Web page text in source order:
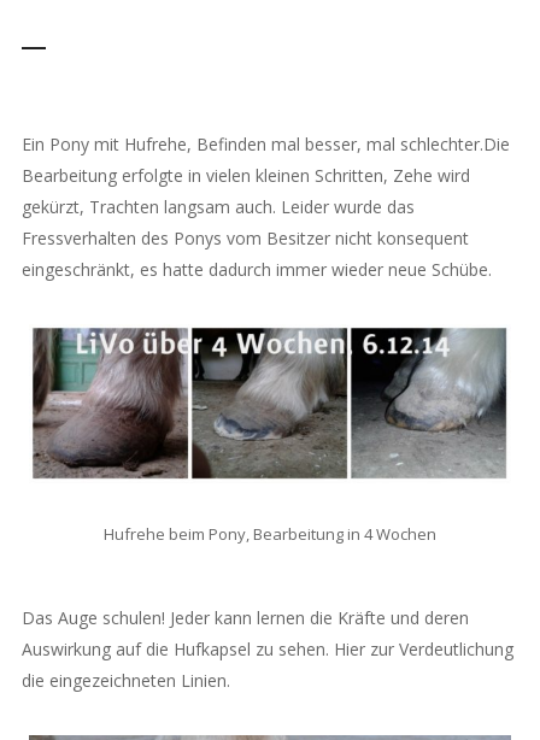
Ein Pony mit Hufrehe, Befinden mal besser, mal schlechter.Die
Bearbeitung erfolgte in vielen kleinen Schritten, Zehe wird
gekürzt, Trachten langsam auch. Leider wurde das
Fressverhalten des Ponys vom Besitzer nicht konsequent
eingeschränkt, es hatte dadurch immer wieder neue Schübe.
Hufrehe beim Pony, Bearbeitung in 4 Wochen
Das Auge schulen! Jeder kann lernen die Kräfte und deren
Auswirkung auf die Hufkapsel zu sehen. Hier zur Verdeutlichung
die eingezeichneten Linien.